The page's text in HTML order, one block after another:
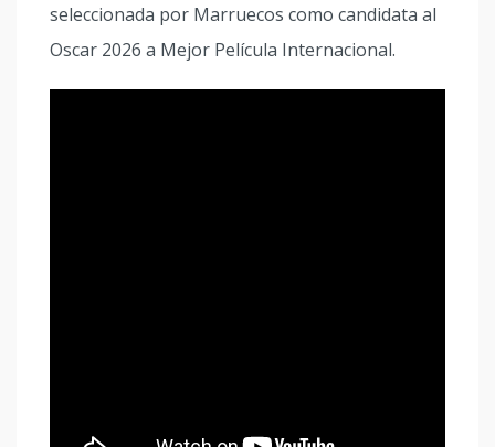
seleccionada por Marruecos como candidata al
Oscar 2026 a Mejor Película Internacional.